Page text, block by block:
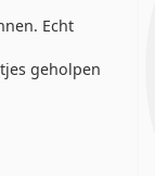
Echt
geholpen
5